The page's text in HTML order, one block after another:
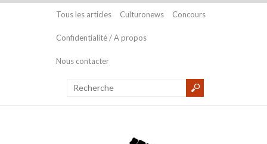
Tous les articles Culturonews Concours
Confidentialité / A propos
Nous contacter